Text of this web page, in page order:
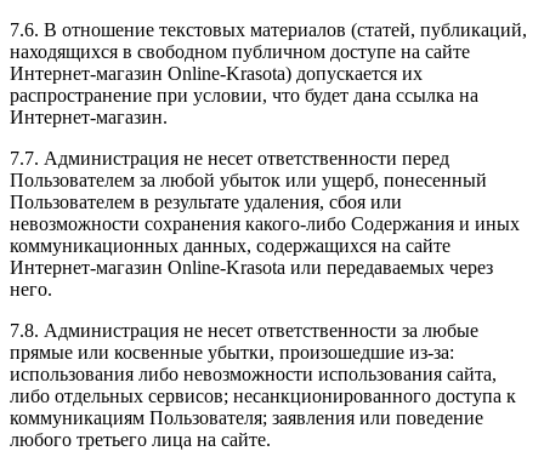
7.6. В отношение текстовых материалов (статей, публикаций,
находящихся в свободном публичном доступе на сайте
Интернет-магазин Online-Krasota) допускается их
распространение при условии, что будет дана ссылка на
Интернет-магазин.
7.7. Администрация не несет ответственности перед
Пользователем за любой убыток или ущерб, понесенный
Пользователем в результате удаления, сбоя или
невозможности сохранения какого-либо Содержания и иных
коммуникационных данных, содержащихся на сайте
Интернет-магазин Online-Krasota или передаваемых через
него.
7.8. Администрация не несет ответственности за любые
прямые или косвенные убытки, произошедшие из-за:
использования либо невозможности использования сайта,
либо отдельных сервисов; несанкционированного доступа к
коммуникациям Пользователя; заявления или поведение
любого третьего лица на сайте.